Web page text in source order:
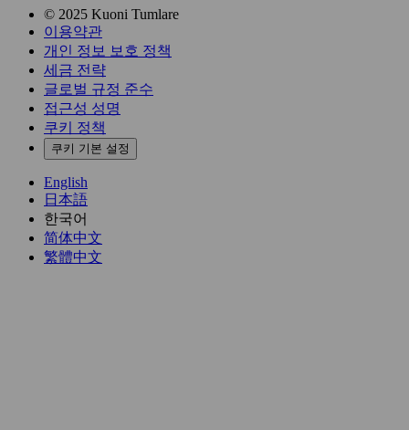
© 2025 Kuoni Tumlare
이용약관
개인 정보 보호 정책
세금 전략
글로벌 규정 준수
접근성 성명
쿠키 정책
쿠키 기본 설정
English
日本語
한국어
简体中文
繁體中文